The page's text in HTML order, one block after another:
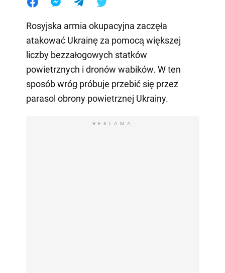
Rosyjska armia okupacyjna zaczęła
atakować Ukrainę za pomocą większej
liczby bezzałogowych statków
powietrznych i dronów wabików. W ten
sposób wróg próbuje przebić się przez
parasol obrony powietrznej Ukrainy.
REKLAMA